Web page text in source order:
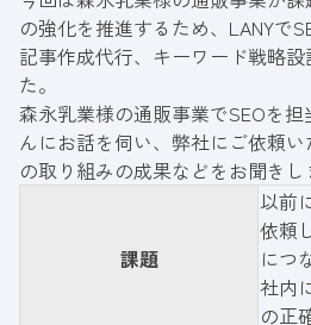
の強化を推進するため、LANYで
記事作成代行、キーワード戦略
た。
森永乳業様の通販事業でSEOを
んにお話を伺い、弊社にご依頼い
の取り組みの成果などをお聞きし
課題
以前
依頼
につ
社内
の正